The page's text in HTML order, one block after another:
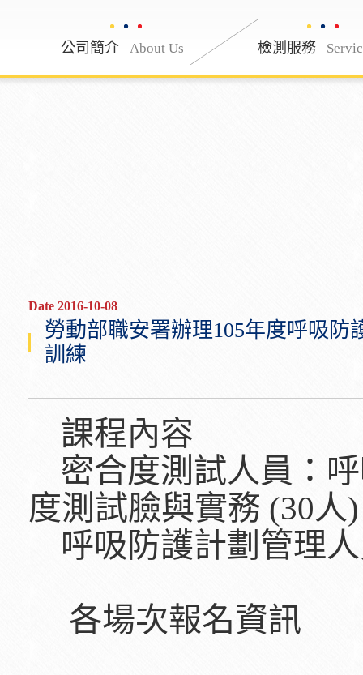
公司簡介 About Us 公司簡介 About Us
檢測服務
Date 2016-10-08
勞動部職安署辦理105年度呼吸
訓練
課程內容
密合度測試人員：
度測試臉與實務 (30人)
呼吸防護計劃管理
各場次報名資訊